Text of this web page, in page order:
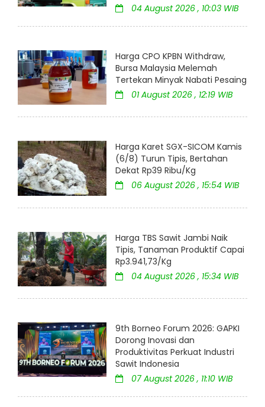
04 August 2026 , 10:03 WIB
Harga CPO KPBN Withdraw,
Bursa Malaysia Melemah
Tertekan Minyak Nabati Pesaing
01 August 2026 , 12:19 WIB
Harga Karet SGX-SICOM Kamis
(6/8) Turun Tipis, Bertahan
Dekat Rp39 Ribu/Kg
06 August 2026 , 15:54 WIB
Harga TBS Sawit Jambi Naik
Tipis, Tanaman Produktif Capai
Rp3.941,73/Kg
04 August 2026 , 15:34 WIB
9th Borneo Forum 2026: GAPKI
Dorong Inovasi dan
Produktivitas Perkuat Industri
Sawit Indonesia
07 August 2026 , 11:10 WIB